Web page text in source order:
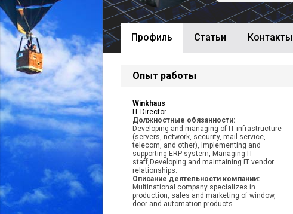
Профиль Cтатьи Контакты
Опыт работы
Winkhaus
IT Director
Должностные обязанности:
Developing and managing of IT infrastructure
(servers, network, security, mail service,
telecom, and other), Implementing and
supporting ERP system, Managing IT
staff,Developing and maintaining IT vendor
relationships.
Описание деятельности компании:
Multinational company specializes in
production, sales and marketing of window,
door and automation products